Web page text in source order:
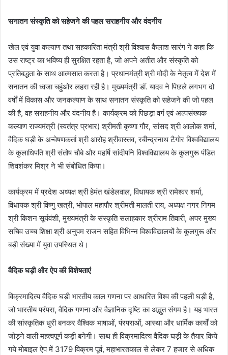
सनातन संस्कृति को सहेजने की पहल सराहनीय और वंदनीय
खेल एवं युवा कल्याण तथा सहकारिता मंत्री श्री विश्वास कैलाश सारंग ने कहा कि
उस राष्ट्र का भविष्य ही सुरक्षित रहता है, जो अपने अतीत और संस्कृति को
प्रतिबद्धता के साथ आत्मसात करता है। प्रधानमंत्री श्री मोदी के नेतृत्व में देश में
सनातन की ध्वजा चहुंओर लहरा रही है। मुख्यमंत्री डॉ. यादव ने पिछले लगभग दो
वर्षों में विकास और जनकल्याण के साथ सनातन संस्कृति को सहेजने की जो पहल
की है, वह सराहनीय और वंदनीय है। कार्यक्रम को पिछड़ा वर्ग एवं अल्पसंख्यक
कल्याण राज्यमंत्री (स्वतंत्र प्रभार) श्रीमती कृष्णा गौर, सांसद श्री आलोक शर्मा,
वैदिक घड़ी के अन्वेषणकर्ता श्री आरोह श्रीवास्तव, रबीन्द्रनाथ टैगोर विश्वविद्यालय
के कुलाधिपति श्री संतोष चौबे और महर्षि सांदीपनि विश्वविद्यालय के कुलगुरू पंडित
शिवशंकर मिश्र ने भी संबोधित किया।
कार्यक्रम में प्रदेश अध्यक्ष श्री हेमंत खंडेलवाल, विधायक श्री रामेश्वर शर्मा,
विधायक श्री विष्णु खत्री, भोपाल महापौर श्रीमती मालती राय, अध्यक्ष नगर निगम
श्री किशन सूर्यवंशी, मुख्यमंत्री के संस्कृति सलाहकार श्रीराम तिवारी, अपर मुख्य
सचिव उच्च शिक्षा श्री अनुपम राजन सहित विभिन्न विश्वविद्यालयों के कुलगुरू और
बड़ी संख्या में युवा उपस्थित थे।
वैदिक घड़ी और ऐप की विशेषताएं
विक्रमादित्य वैदिक घड़ी भारतीय काल गणना पर आधारित विश्व की पहली घड़ी है,
जो भारतीय परंपरा, वैदिक गणना और वैज्ञानिक दृष्टि का अद्भुत संगम है। यह भारत
की सांस्कृतिक धुरी बनकर वैश्विक भाषाओं, पंरपराओं, आस्था और धार्मिक कार्यों को
जोड़ने वाली महत्वपूर्ण कड़ी बनेगी। साथ ही विक्रमादित्य वैदिक घड़ी के तैयार किये
गये मोबाइल ऐप में 3179 विक्रम पूर्व, महाभारतकाल से लेकर 7 हजार से अधिक